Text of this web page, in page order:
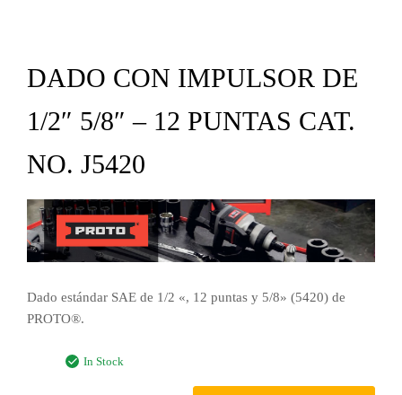
DADO CON IMPULSOR DE
1/2″ 5/8″ – 12 PUNTAS CAT.
NO. J5420
Dado estándar SAE de 1/2 «, 12 puntas y 5/8» (5420) de
PROTO®.
In Stock